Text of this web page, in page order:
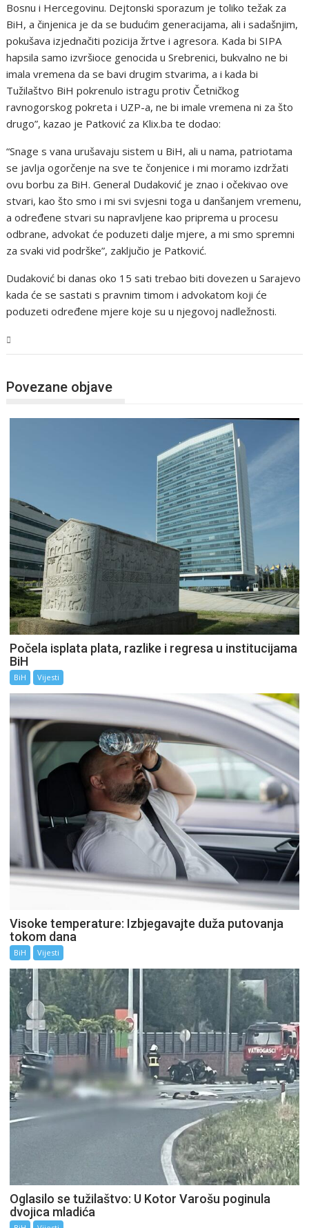
Bosnu i Hercegovinu. Dejtonski sporazum je toliko težak za
BiH, a činjenica je da se budućim generacijama, ali i sadašnjim,
pokušava izjednačiti pozicija žrtve i agresora. Kada bi SIPA
hapsila samo izvršioce genocida u Srebrenici, bukvalno ne bi
imala vremena da se bavi drugim stvarima, a i kada bi
Tužilaštvo BiH pokrenulo istragu protiv Četničkog
ravnogorskog pokreta i UZP-a, ne bi imale vremena ni za što
drugo”, kazao je Patković za Klix.ba te dodao:
“Snage s vana urušavaju sistem u BiH, ali u nama, patriotama
se javlja ogorčenje na sve te čonjenice i mi moramo izdržati
ovu borbu za BiH. General Dudaković je znao i očekivao ove
stvari, kao što smo i mi svi svjesni toga u danšanjem vremenu,
a određene stvari su napravljene kao priprema u procesu
odbrane, advokat će poduzeti dalje mjere, a mi smo spremni
za svaki vid podrške”, zaključio je Patković.
Dudaković bi danas oko 15 sati trebao biti dovezen u Sarajevo
kada će se sastati s pravnim timom i advokatom koji će
poduzeti određene mjere koje su u njegovoj nadležnosti.
Povezane objave
Počela isplata plata, razlike i regresa u institucijama
BiH
BiH Vijesti
Visoke temperature: Izbjegavajte duža putovanja
tokom dana
BiH Vijesti
Oglasilo se tužilaštvo: U Kotor Varošu poginula
dvojica mladića